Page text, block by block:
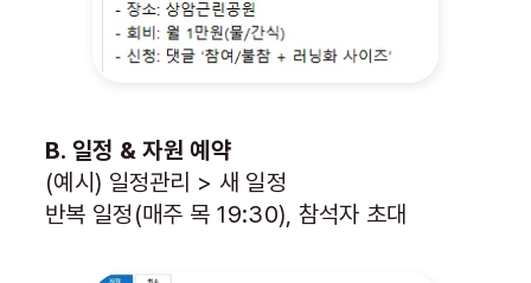
B. 일정 & 자원 예약
(예시) 일정관리 > 새 일정
반복 일정(매주 목 19:30), 참석자 초대